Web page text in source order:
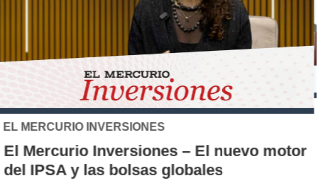
SANTO TOMÁS
IP-CFT Santo Tomás y Red de Hubs
Municipales firman alianza para impulsar
la innovación en los territorios